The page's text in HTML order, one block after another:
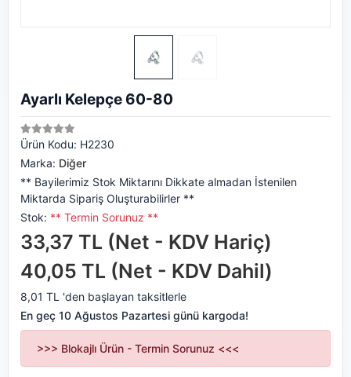
Ayarlı Kelepçe 60-80
Ürün Kodu: H2230
Marka: Diğer
** Bayilerimiz Stok Miktarını Dikkate almadan İstenilen
Miktarda Sipariş Oluşturabilirler **
Stok: ** Termin Sorunuz **
33,37 TL (Net - KDV Hariç)
40,05 TL (Net - KDV Dahil)
8,01 TL 'den başlayan taksitlerle
En geç 10 Ağustos Pazartesi günü kargoda!
>>> Blokajlı Ürün - Termin Sorunuz <<<